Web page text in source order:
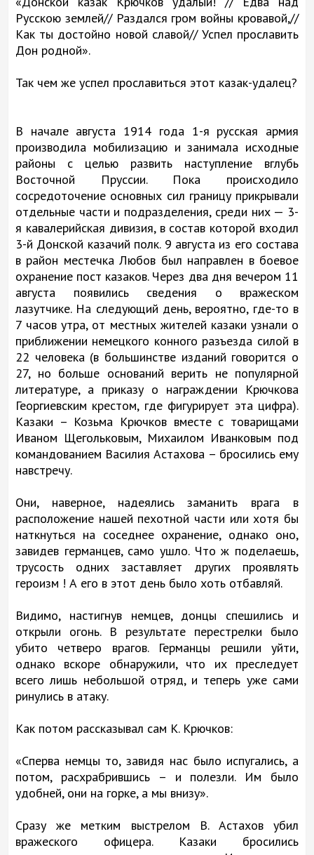
Русскою землей// Раздался гром войны кровавой,//
Как ты достойно новой славой// Успел прославить
Дон родной».
Так чем же успел прославиться этот казак-удалец?
В начале августа 1914 года 1-я русская армия
производила мобилизацию и занимала исходные
районы с целью развить наступление вглубь
Восточной Пруссии. Пока происходило
сосредоточение основных сил границу прикрывали
отдельные части и подразделения, среди них — 3-
я кавалерийская дивизия, в состав которой входил
3-й Донской казачий полк. 9 августа из его состава
в район местечка Любов был направлен в боевое
охранение пост казаков. Через два дня вечером 11
августа появились сведения о вражеском
лазутчике. На следующий день, вероятно, где-то в
7 часов утра, от местных жителей казаки узнали о
приближении немецкого конного разъезда силой в
22 человека (в большинстве изданий говорится о
27, но больше оснований верить не популярной
литературе, а приказу о награждении Крючкова
Георгиевским крестом, где фигурирует эта цифра).
Казаки – Козьма Крючков вместе с товарищами
Иваном Щегольковым, Михаилом Иванковым под
командованием Василия Астахова – бросились ему
навстречу.
Они, наверное, надеялись заманить врага в
расположение нашей пехотной части или хотя бы
наткнуться на соседнее охранение, однако оно,
завидев германцев, само ушло. Что ж поделаешь,
трусость одних заставляет других проявлять
героизм ! А его в этот день было хоть отбавляй.
Видимо, настигнув немцев, донцы спешились и
открыли огонь. В результате перестрелки было
убито четверо врагов. Германцы решили уйти,
однако вскоре обнаружили, что их преследует
всего лишь небольшой отряд, и теперь уже сами
ринулись в атаку.
Как потом рассказывал сам К. Крючков:
«Сперва немцы то, завидя нас было испугались, а
потом, расхрабрившись – и полезли. Им было
удобней, они на горке, а мы внизу».
Сразу же метким выстрелом В. Астахов убил
вражеского офицера. Казаки бросились